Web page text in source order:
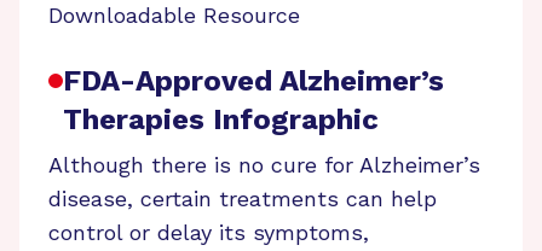
Downloadable Resource
FDA-Approved Alzheimer’s
Therapies Infographic
Although there is no cure for Alzheimer’s
disease, certain treatments can help
control or delay its symptoms,